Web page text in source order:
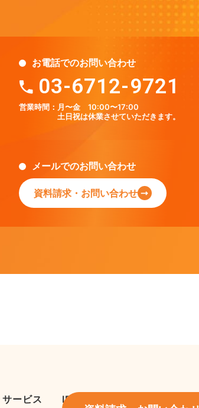
お電話でのお問い合わせ
03-6712-9721
営業時間： 月〜金 10:00〜17:00
土日祝は休業させていただきます。
メールでのお問い合わせ
資料請求・お問い合わせ
ービス IR情報